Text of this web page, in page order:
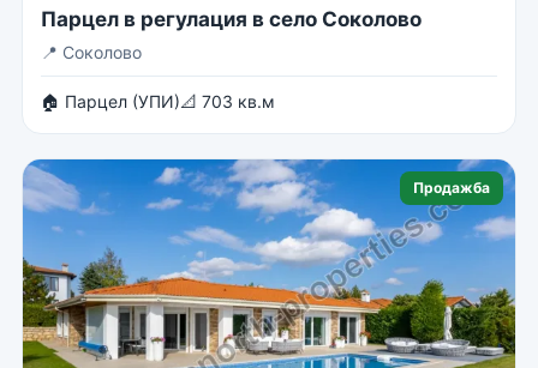
Парцел в регулация в село Соколово
📍 Соколово
🏠 Парцел (УПИ)📐 703 кв.м
Продажба